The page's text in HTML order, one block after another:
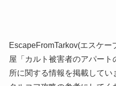
EscapeFromTarkov(エスケ
屋「カルト被害者のアパー
所に関する情報を掲載してい